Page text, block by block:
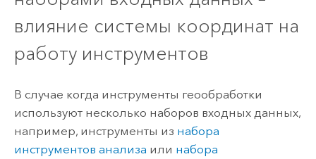
влияние системы координат на
работу инструментов
В случае когда инструменты геообработки
используют несколько наборов входных данных,
например, инструменты из набора
инструментов анализа или набора